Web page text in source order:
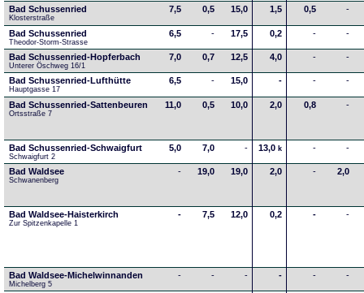
Bad Schussenried
Klosterstraße
7,5 0,5 15,0 1,5 0,5 -
Bad Schussenried
Theodor-Storm-Strasse
6,5 - 17,5 0,2 - -
Bad Schussenried-Hopferbach
Unterer Öschweg 16/1
7,0 0,7 12,5 4,0 - -
Bad Schussenried-Lufthütte
Hauptgasse 17
6,5 - 15,0 - - -
Bad Schussenried-Sattenbeuren
Ortsstraße 7
11,0 0,5 10,0 2,0 0,8 -
Bad Schussenried-Schwaigfurt
Schwaigfurt 2
5,0 7,0 - 13,0 k - -
Bad Waldsee
Schwanenberg
- 19,0 19,0 2,0 - 2,0
Bad Waldsee-Haisterkirch
Zur Spitzenkapelle 1
- 7,5 12,0 0,2 - -
Bad Waldsee-Michelwinnanden
Michelberg 5
- - - - - -